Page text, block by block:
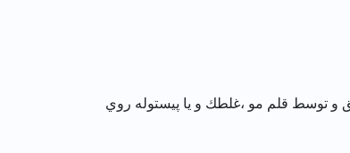
و توسط قلم مو ،غلطك و يا پيستوله روي